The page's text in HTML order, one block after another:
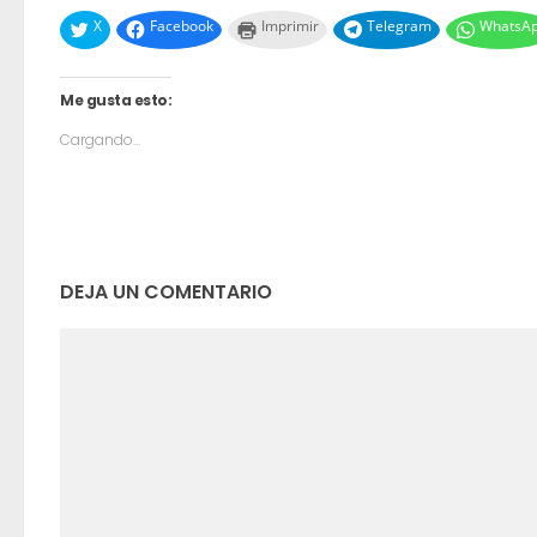
X Facebook Imprimir Telegram
Me gusta esto:
Cargando...
DEJA UN COMENTARIO